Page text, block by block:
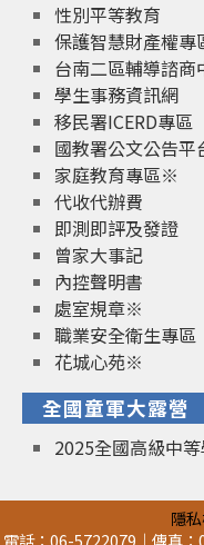
性別平等教育
保護智慧財產權專
台南二區輔導諮
學生事務資訊網
移民署ICERD專區
國教署公文公告平
家庭教育專區※
代收代辦費
即測即評及發證
曾家大事記
內控聲明書
處室規章※
職業安全衛生專區
花城心苑※
全國童軍大露營
2025全國高級中
隱
電話：06-5722079｜傳真